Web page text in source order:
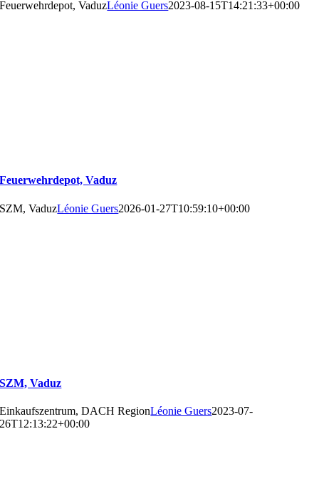
Feuerwehrdepot, VaduzLéonie Guers2023-08-15T14:21:33+00:00
Feuerwehrdepot, Vaduz
SZM, VaduzLéonie Guers2026-01-27T10:59:10+00:00
SZM, Vaduz
Einkaufszentrum, DACH RegionLéonie Guers2023-07-
26T12:13:22+00:00